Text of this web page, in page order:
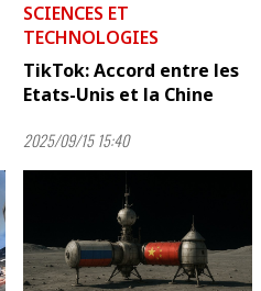
SCIENCES ET
TECHNOLOGIES
TikTok: Accord entre les
Etats-Unis et la Chine
2025/09/15 15:40